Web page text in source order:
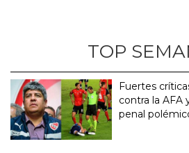
TOP
Fuertes
contra la AFA
penal